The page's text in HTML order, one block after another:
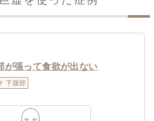
が張って食欲が出ない
下腹部